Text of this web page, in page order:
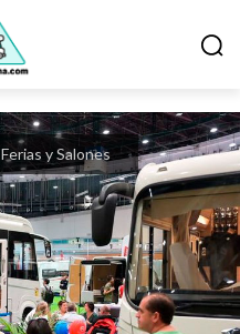
Ferias y Salones